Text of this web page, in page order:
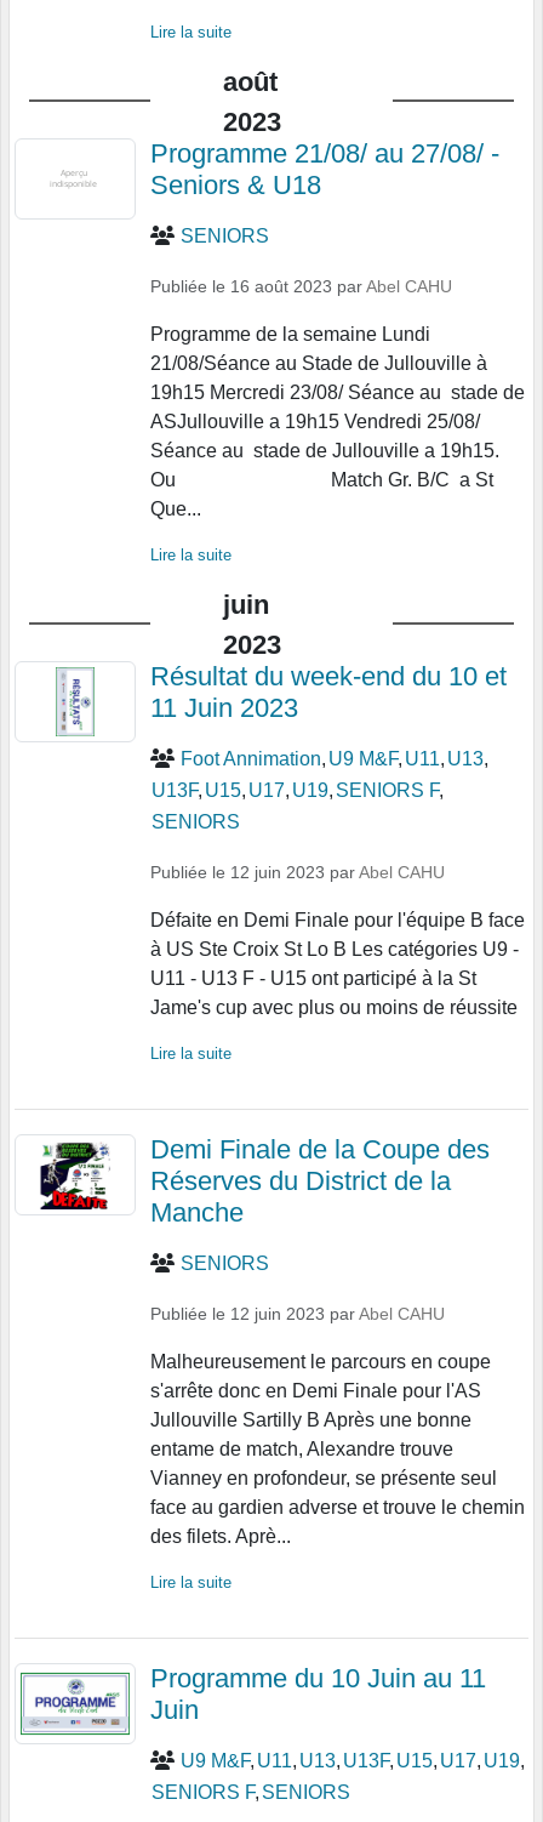
Lire la suite
août
2023
Programme 21/08/ au 27/08/ -
Seniors & U18
SENIORS
Publiée le 16 août 2023 parAbel CAHU
Programme de la semaine Lundi
21/08/Séance au Stade de Jullouville à
19h15 Mercredi 23/08/ Séance au stade de
ASJullouville a 19h15 Vendredi 25/08/
Séance au stade de Jullouville a 19h15.
Ou Match Gr. B/C a St
Que...
Lire la suite
juin
2023
Résultat du week-end du 10 et
11 Juin 2023
Foot Annimation U9 M&F U11 U13
U13F U15 U17 U19 SENIORS F
SENIORS
Publiée le 12 juin 2023 parAbel CAHU
Défaite en Demi Finale pour l'équipe B face
à US Ste Croix St Lo B Les catégories U9 -
U11 - U13 F - U15 ont participé à la St
Jame's cup avec plus ou moins de réussite
Lire la suite
Demi Finale de la Coupe des
Réserves du District de la
Manche
SENIORS
Publiée le 12 juin 2023 parAbel CAHU
Malheureusement le parcours en coupe
s'arrête donc en Demi Finale pour l'AS
Jullouville Sartilly B Après une bonne
entame de match, Alexandre trouve
Vianney en profondeur, se présente seul
face au gardien adverse et trouve le chemin
des filets. Aprè...
Lire la suite
Programme du 10 Juin au 11
Juin
U9 M&F U11 U13 U13F U15 U17 U19
SENIORS F SENIORS